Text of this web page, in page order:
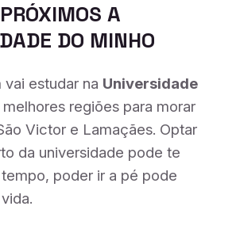
A
DO MINHO
estudar na Universidade
melhores regiões para morar
Victor e Lamaçães. Optar
da universidade pode te
poder ir a pé pode